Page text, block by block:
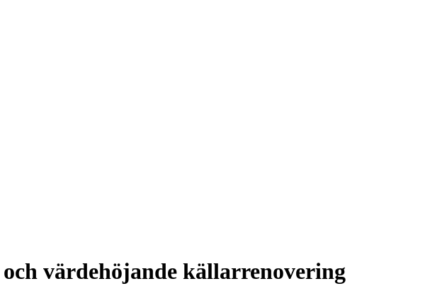
värdehöjande källarrenovering